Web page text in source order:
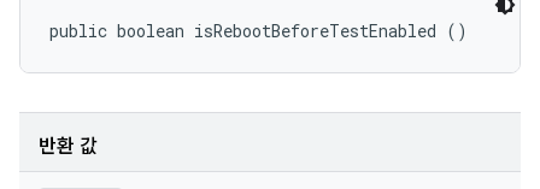
public boolean isRebootBeforeTestEnabled ()
반환 값